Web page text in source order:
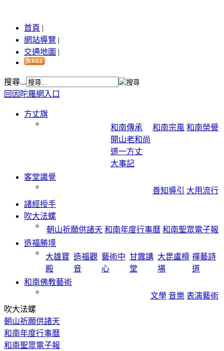
首頁 |
網站導覽 |
交通地圖 |
搜尋...
回因陀羅網入口
方丈旗
和南傳承
開山老和尚
道一方丈
大事記
和南宗風 和南榮譽
客堂識覺
善知導引
大用流行
諸經授手
吹大法螺
朝山祈願供諸天 和南年度行事曆 和南聖眾電子報
造福勝境
大雄寶
殿
造福觀
音
藝術中
心
甘露講
堂
大毘盧檀
場
禪藝詩
道
和南佛教藝術
文學 音樂 表演藝術
吹大法螺
朝山祈願供諸天
和南年度行事曆
和南聖眾電子報